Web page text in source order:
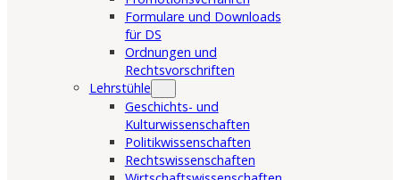
Formulare und Downloads
für DS
Ordnungen und
Rechtsvorschriften
Lehrstühle
Geschichts- und
Kulturwissenschaften
Politikwissenschaften
Rechtswissenschaften